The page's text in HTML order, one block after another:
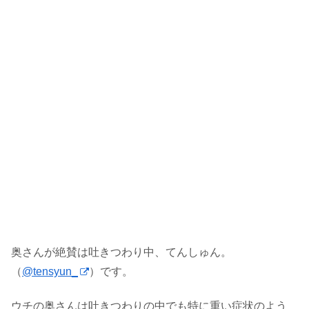
奥さんが絶賛は吐きつわり中、てんしゅん。
（@tensyun_ ）です。
ウチの奥さんは吐きつわりの中でも特に重い症状のよう